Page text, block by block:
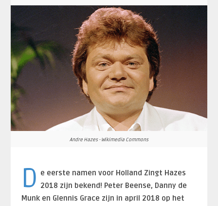
Andre Hazes - Wikimedia Commons
D e eerste namen voor Holland Zingt Hazes
2018 zijn bekend! Peter Beense, Danny de
Munk en Glennis Grace zijn in april 2018 op het